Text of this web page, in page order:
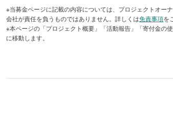
※活動を支える事務所の管理運営費などのた
切に活用させていただきます。
ネピドー：約1万1,000人に栄養強化ビスケッ
今後はマンダレー、サガイン、バゴー、カイ
※当募金ページに記載の内容については、プロジェクトオー
会社が責任を負うものではありません。詳しくは免責事項を
※本ページの「プロジェクト概要」「活動報告」「寄付金の
に移動します。